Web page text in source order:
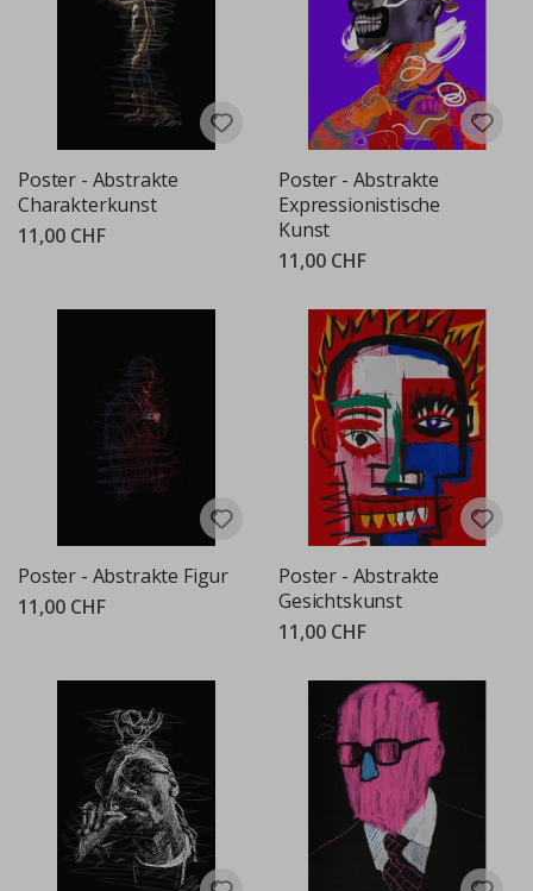
Poster - Abstrakte
Charakterkunst
11,00 CHF
Poster - Abstrakte
Expressionistische
Kunst
11,00 CHF
Poster - Abstrakte Figur
11,00 CHF
Poster - Abstrakte
Gesichtskunst
11,00 CHF